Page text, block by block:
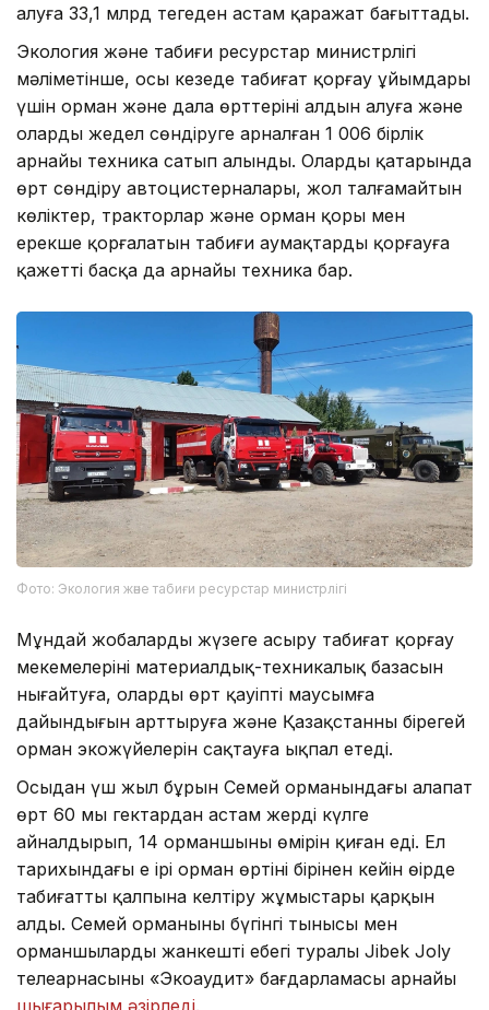
алуға 33,1 млрд теңгеден астам қаражат бағыттады.
Экология және табиғи ресурстар министрлігі
мәліметінше, осы кезеңде табиғат қорғау ұйымдары
үшін орман және дала өрттерінің алдын алуға және
оларды жедел сөндіруге арналған 1 006 бірлік
арнайы техника сатып алынды. Олардың қатарында
өрт сөндіру автоцистерналары, жол талғамайтын
көліктер, тракторлар және орман қоры мен
ерекше қорғалатын табиғи аумақтарды қорғауға
қажетті басқа да арнайы техника бар.
Фото: Экология және табиғи ресурстар министрлігі
Мұндай жобаларды жүзеге асыру табиғат қорғау
мекемелерінің материалдық-техникалық базасын
нығайтуға, олардың өрт қауіпті маусымға
дайындығын арттыруға және Қазақстанның бірегей
орман экожүйелерін сақтауға ықпал етеді.
Осыдан үш жыл бұрын Семей орманындағы алапат
өрт 60 мың гектардан астам жерді күлге
айналдырып, 14 орманшының өмірін қиған еді. Ел
тарихындағы ең ірі орман өртінің бірінен кейін өңірде
табиғатты қалпына келтіру жұмыстары қарқын
алды. Семей орманының бүгінгі тынысы мен
орманшылардың жанкешті еңбегі туралы Jibek Joly
телеарнасының «Экоаудит» бағдарламасы арнайы